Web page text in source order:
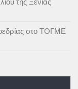
της Ξένιας
στο ΤΟΓΜΕ